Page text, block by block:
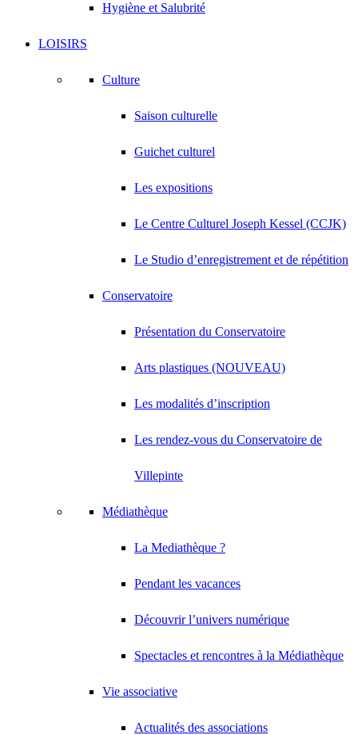
Hygiène et Salubrité
LOISIRS
Culture
Saison culturelle
Guichet culturel
Les expositions
Le Centre Culturel Joseph Kessel (CCJK)
Le Studio d’enregistrement et de répétition
Conservatoire
Présentation du Conservatoire
Arts plastiques (NOUVEAU)
Les modalités d’inscription
Les rendez-vous du Conservatoire de
Villepinte
Médiathèque
La Mediathèque ?
Pendant les vacances
Découvrir l’univers numérique
Spectacles et rencontres à la Médiathèque
Vie associative
Actualités des associations